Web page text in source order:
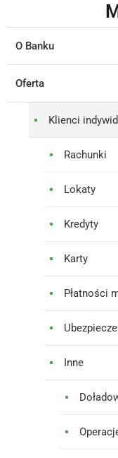
O Banku
Oferta
Klienci
Rachunki
Lokaty
Kredyty
Karty
Płatności
Inne